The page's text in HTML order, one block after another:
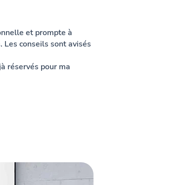
et prompte à
conseils sont avisés
réservés pour ma